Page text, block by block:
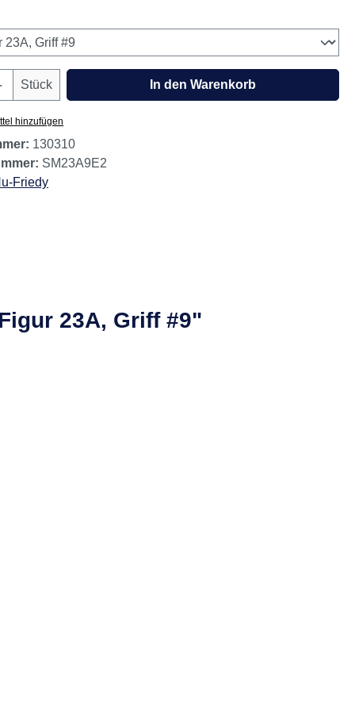
Gib den gewünschten Wert ein
Stück In den Warenkorb
hinzufügen
130310
SM23A9E2
Friedy
23A, Griff #9"